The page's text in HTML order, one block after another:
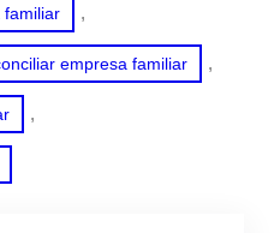
familiar ,
empresa familiar ,
,